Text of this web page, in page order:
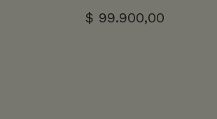
$ 99.900,00